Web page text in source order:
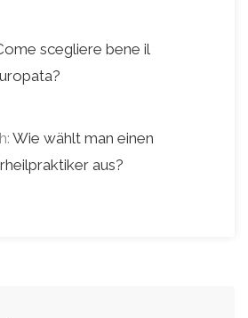
scegliere bene il
Wie wählt man einen
aus?